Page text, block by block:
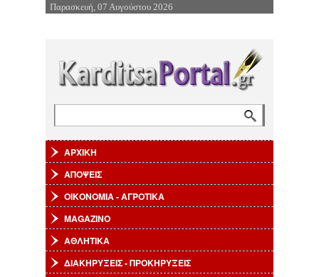
Επιστροφή στην Πλοήγηση
Παρασκευή, 07 Αυγούστου 2026
ΑΡΧΙΚΗ
ΑΠΟΨΕΙΣ
ΟΙΚΟΝΟΜΙΑ - ΑΓΡΟΤΙΚΑ
MAGAZINO
ΑΘΛΗΤΙΚΑ
ΔΙΑΚΗΡΥΞΕΙΣ - ΠΡΟΚΗΡΥΞΕΙΣ